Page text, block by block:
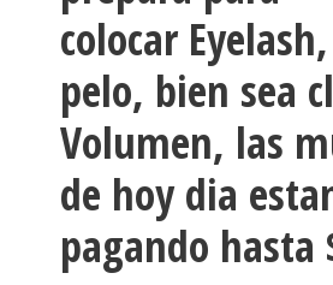
colocar Eyelash
pelo, bien sea
Volumen, las
de hoy dia
pagando hasta